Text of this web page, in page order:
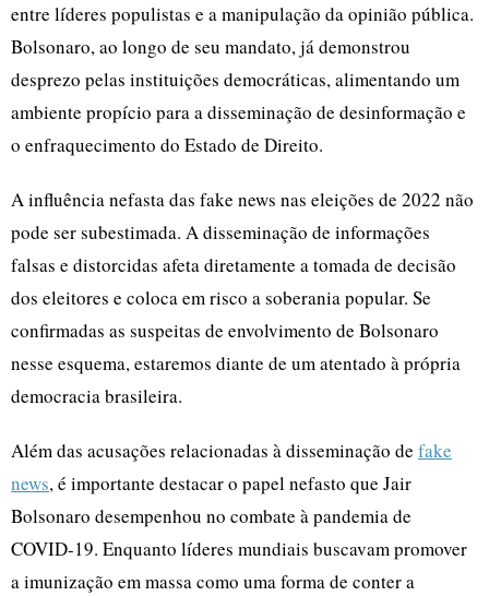
entre líderes populistas e a manipulação da opinião pública.
Bolsonaro, ao longo de seu mandato, já demonstrou
desprezo pelas instituições democráticas, alimentando um
ambiente propício para a disseminação de desinformação e
o enfraquecimento do Estado de Direito.
A influência nefasta das fake news nas eleições de 2022 não
pode ser subestimada. A disseminação de informações
falsas e distorcidas afeta diretamente a tomada de decisão
dos eleitores e coloca em risco a soberania popular. Se
confirmadas as suspeitas de envolvimento de Bolsonaro
nesse esquema, estaremos diante de um atentado à própria
democracia brasileira.
Além das acusações relacionadas à disseminação de fake
news, é importante destacar o papel nefasto que Jair
Bolsonaro desempenhou no combate à pandemia de
COVID-19. Enquanto líderes mundiais buscavam promover
a imunização em massa como uma forma de conter a